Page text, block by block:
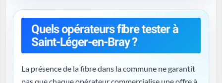
Quels opérateurs fibre tester à
Saint-Léger-en-Bray ?
La présence de la fibre dans la commune ne garantit